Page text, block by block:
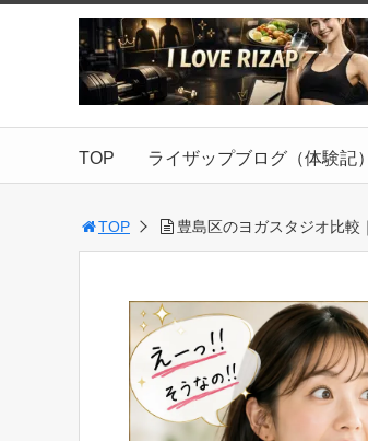
TOP ライザップブログ（体験記）
TOP 豊島区のヨガスタジオ比較